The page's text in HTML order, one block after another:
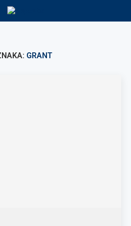
GRANT